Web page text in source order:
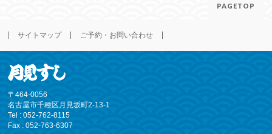
PAGETOP
サイトマップ ご予約・お問い合わせ
〒464-0056
名古屋市千種区月見坂町2-13-1
Tel : 052-762-8115
Fax : 052-763-6307